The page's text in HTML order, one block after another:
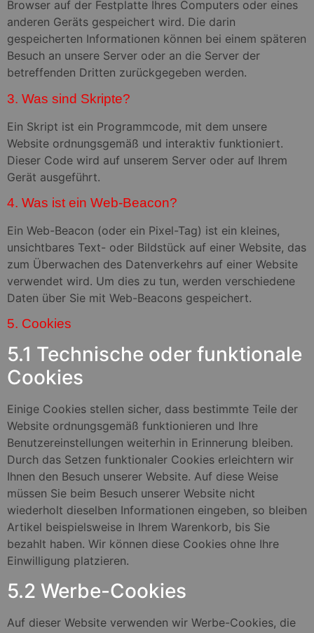
Browser auf der Festplatte Ihres Computers oder eines
anderen Geräts gespeichert wird. Die darin
gespeicherten Informationen können bei einem späteren
Besuch an unsere Server oder an die Server der
betreffenden Dritten zurückgegeben werden.
3. Was sind Skripte?
Ein Skript ist ein Programmcode, mit dem unsere
Website ordnungsgemäß und interaktiv funktioniert.
Dieser Code wird auf unserem Server oder auf Ihrem
Gerät ausgeführt.
4. Was ist ein Web-Beacon?
Ein Web-Beacon (oder ein Pixel-Tag) ist ein kleines,
unsichtbares Text- oder Bildstück auf einer Website, das
zum Überwachen des Datenverkehrs auf einer Website
verwendet wird. Um dies zu tun, werden verschiedene
Daten über Sie mit Web-Beacons gespeichert.
5. Cookies
5.1 Technische oder funktionale
Cookies
Einige Cookies stellen sicher, dass bestimmte Teile der
Website ordnungsgemäß funktionieren und Ihre
Benutzereinstellungen weiterhin in Erinnerung bleiben.
Durch das Setzen funktionaler Cookies erleichtern wir
Ihnen den Besuch unserer Website. Auf diese Weise
müssen Sie beim Besuch unserer Website nicht
wiederholt dieselben Informationen eingeben, so bleiben
Artikel beispielsweise in Ihrem Warenkorb, bis Sie
bezahlt haben. Wir können diese Cookies ohne Ihre
Einwilligung platzieren.
5.2 Werbe-Cookies
Auf dieser Website verwenden wir Werbe-Cookies, die